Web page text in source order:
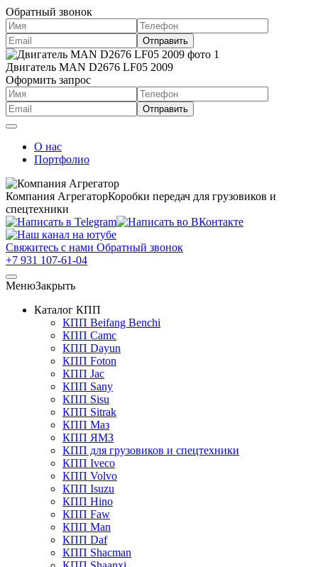
Обратный звонок
Двигатель MAN D2676 LF05 2009
Оформить запрос
О нас
Портфолио
Компания АгрегаторКоробки передач для грузовиков и
спецтехники
Свяжитесь с нами Обратный звонок
+7 931 107-61-04
МенюЗакрыть
Каталог КПП
КПП Beifang Benchi
КПП Camc
КПП Dayun
КПП Foton
КПП Jac
КПП Sany
КПП Sisu
КПП Sitrak
КПП Маз
КПП ЯМЗ
КПП для грузовиков и спецтехники
КПП Iveco
КПП Volvo
КПП Isuzu
КПП Hino
КПП Faw
КПП Man
КПП Daf
КПП Shacman